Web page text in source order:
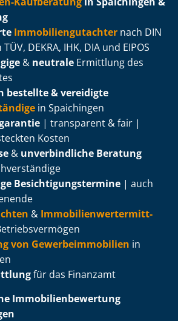
Im­mo­bi­li­en­gut­ach­ter nach DIN
DEKRA, IHK, DIA und EIPOS
& neutrale Ermittlung des
bestellte & vereidigte
in Spaichingen
| transparent & fair |
Kosten
& unverbindliche Beratung
Be­sich­ti­gungs­ter­mi­ne | auch
& Im­mo­bi­li­en­wert­ermitt­
von Ge­wer­be­im­mo­bi­li­en in
für das Finanzamt
Im­mo­bi­li­en­be­wer­tung